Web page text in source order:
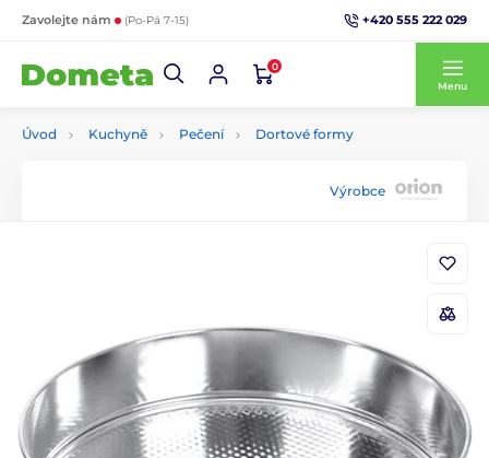
Zavolejte nám (Po-Pá 7-15) +420 555 222 029
0
Menu
Úvod Kuchyně Pečení Dortové formy
Výrobce